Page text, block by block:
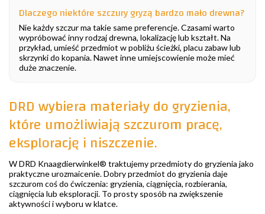
Dlaczego niektóre szczury gryzą bardzo mało drewna?
Nie każdy szczur ma takie same preferencje. Czasami warto
wypróbować inny rodzaj drewna, lokalizację lub kształt. Na
przykład, umieść przedmiot w pobliżu ścieżki, placu zabaw lub
skrzynki do kopania. Nawet inne umiejscowienie może mieć
duże znaczenie.
DRD wybiera materiały do gryzienia,
które umożliwiają szczurom pracę,
eksplorację i niszczenie.
W DRD Knaagdierwinkel® traktujemy przedmioty do gryzienia jako
praktyczne urozmaicenie. Dobry przedmiot do gryzienia daje
szczurom coś do ćwiczenia: gryzienia, ciągnięcia, rozbierania,
ciągnięcia lub eksploracji. To prosty sposób na zwiększenie
aktywności i wyboru w klatce.